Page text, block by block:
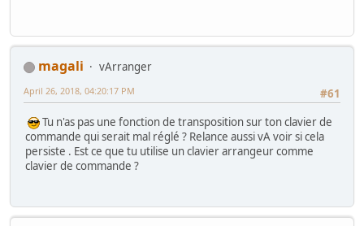
magali
vArranger
#61
April 26, 2018, 04:20:17 PM
Tu n'as pas une fonction de transposition sur ton clavier de
commande qui serait mal réglé ? Relance aussi vA voir si cela
persiste . Est ce que tu utilise un clavier arrangeur comme
clavier de commande ?